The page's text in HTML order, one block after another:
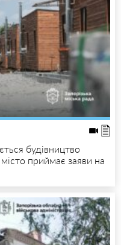
будівництво
приймає заяви на